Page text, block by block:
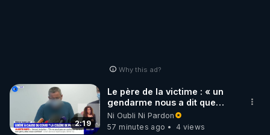
Why this ad?
2:19
Le père de la victime : « un
gendarme nous a dit que
c'était une libération
anticipée Covid-19 »
Ni Oubli Ni Pardon
57 minutes ago
4 views